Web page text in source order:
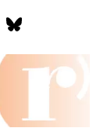
Bluesky